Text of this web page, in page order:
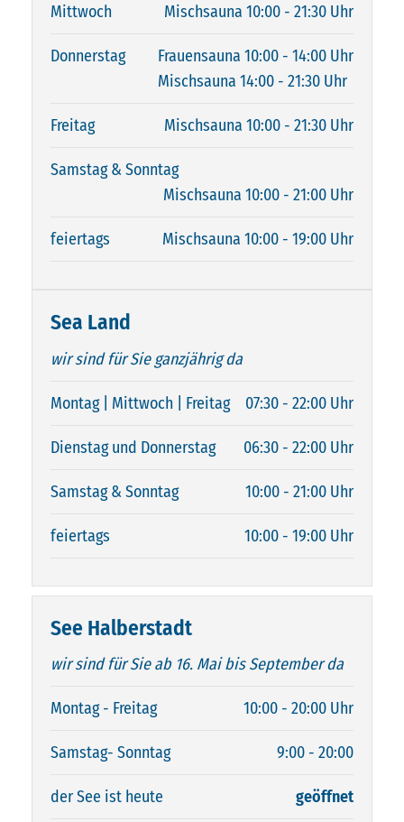
Mittwoch Mischsauna 10:00 - 21:30 Uhr
Donnerstag
Frauensauna 10:00 - 14:00 Uhr
Mischsauna 14:00 - 21:30 Uhr
Freitag Mischsauna 10:00 - 21:30 Uhr
Samstag & Sonntag
Mischsauna 10:00 - 21:00 Uhr
feiertags Mischsauna 10:00 - 19:00 Uhr
Sea Land
wir sind für Sie ganzjährig da
Montag | Mittwoch | Freitag 07:30 - 22:00 Uhr
Dienstag und Donnerstag 06:30 - 22:00 Uhr
Samstag & Sonntag 10:00 - 21:00 Uhr
feiertags 10:00 - 19:00 Uhr
See Halberstadt
wir sind für Sie ab 16. Mai bis September da
Montag - Freitag 10:00 - 20:00 Uhr
Samstag- Sonntag 9:00 - 20:00
der See ist heute geöffnet